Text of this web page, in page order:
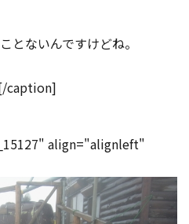
とないんですけどね。
caption]
align="alignleft"